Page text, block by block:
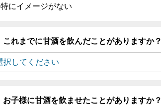
特にイメージがない
これまでに甘酒を飲んだことがありますか？
お子様に甘酒を飲ませたことがありますか？